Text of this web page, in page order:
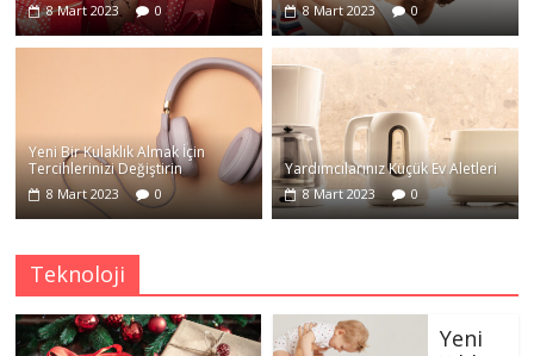
8 Mart 2023 0 8 Mart 2023 0
Yeni Bir Kulaklık Almak İçin
Tercihlerinizi Değiştirin
8 Mart 2023 0
Yardımcılarınız Küçük Ev Aletleri
8 Mart 2023 0
Teknoloji
Yeni